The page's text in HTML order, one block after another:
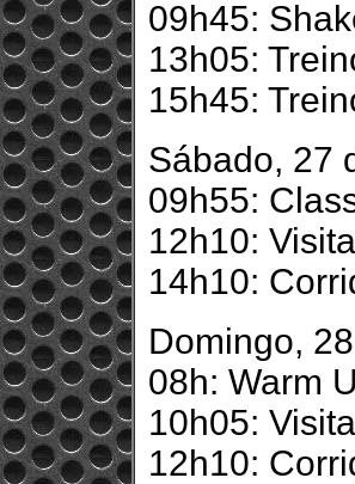
09h45:
13h05:
15h45:
Sábado, 27
09h55:
12h10:
14h10:
Domingo,
08h: Warm
10h05:
12h10: